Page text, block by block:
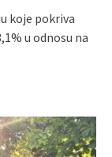
koje pokriva
u odnosu na